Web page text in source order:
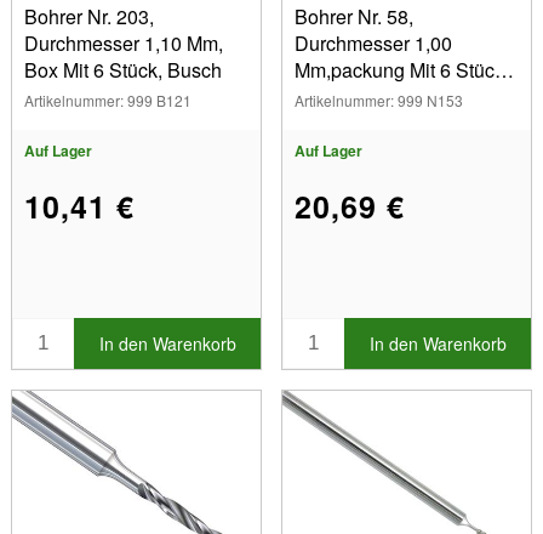
Bohrer Nr. 203,
Durchmesser 1,10 Mm,
Box Mit 6 Stück, Busch
Artikelnummer: 999 B121
Auf Lager
10,41 €
In den Warenkorb
Bohrer Nr. 58,
Durchmesser 1,00
Mm,packung Mit 6 Stück,
Super Q
Artikelnummer: 999 N153
Auf Lager
20,69 €
In den Warenkorb